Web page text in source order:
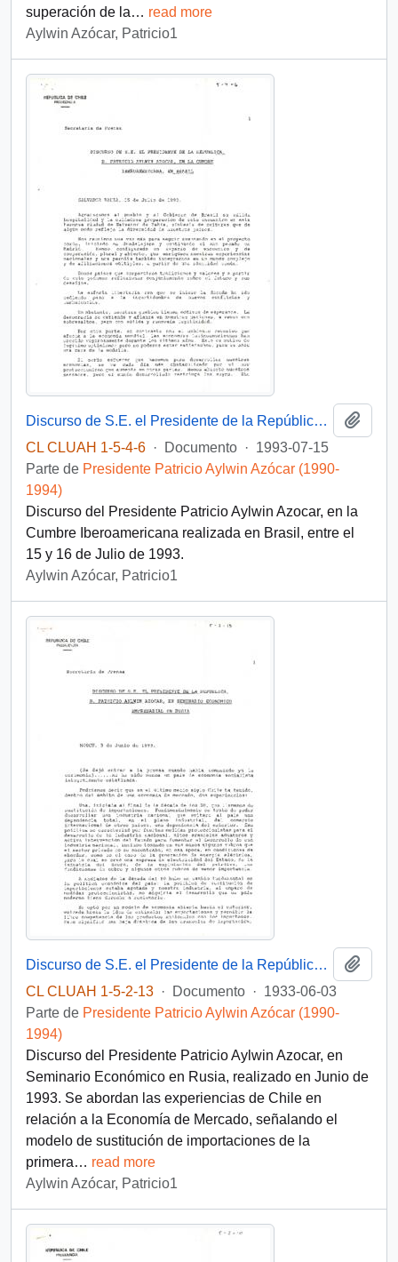
superación de la… read more
Aylwin Azócar, Patricio1
Discurso de S.E. el Presidente de la República, D. Patricio Aylwin Azocar, en la Cumbre Iberoamericana, en Brasil
CL CLUAH 1-5-4-6 · Documento · 1993-07-15
Parte de Presidente Patricio Aylwin Azócar (1990-
1994)
Discurso del Presidente Patricio Aylwin Azocar, en la
Cumbre Iberoamericana realizada en Brasil, entre el
15 y 16 de Julio de 1993.
Aylwin Azócar, Patricio1
Discurso de S.E. el Presidente de la República, D. Patricio Aylwin Azocar, en Seminario Económico en Rusia.
CL CLUAH 1-5-2-13 · Documento · 1933-06-03
Parte de Presidente Patricio Aylwin Azócar (1990-
1994)
Discurso del Presidente Patricio Aylwin Azocar, en
Seminario Económico en Rusia, realizado en Junio de
1993. Se abordan las experiencias de Chile en
relación a la Economía de Mercado, señalando el
modelo de sustitución de importaciones de la
primera… read more
Aylwin Azócar, Patricio1